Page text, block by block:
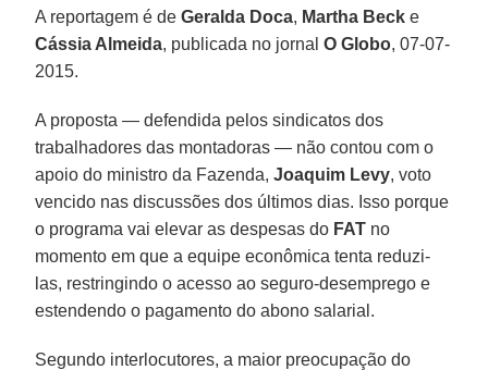
A reportagem é de Geralda Doca, Martha Beck e
Cássia Almeida, publicada no jornalO Globo, 07-07-
2015.
A proposta — defendida pelos sindicatos dos
trabalhadores das montadoras — não contou com o
apoio do ministro da Fazenda,Joaquim Levy, voto
vencido nas discussões dos últimos dias. Isso porque
o programa vai elevar as despesas do FAT no
momento em que a equipe econômica tenta reduzi-
las, restringindo o acesso ao seguro-desemprego e
estendendo o pagamento do abono salarial.
Segundo interlocutores, a maior preocupação do